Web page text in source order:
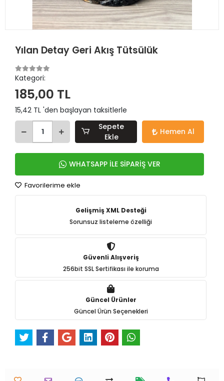
Yılan Detay Geri Akış Tütsülük
Kategori:
185,00 TL
15,42 TL 'den başlayan taksitlerle
Sepete
Ekle
Hemen Al
WHATSAPP İLE SİPARİŞ VER
Favorilerime ekle
Gelişmiş XML Desteği
Sorunsuz listeleme özelliği
Güvenli Alışveriş
256bit SSL Sertifikası ile koruma
Güncel Ürünler
Güncel Ürün Seçenekleri